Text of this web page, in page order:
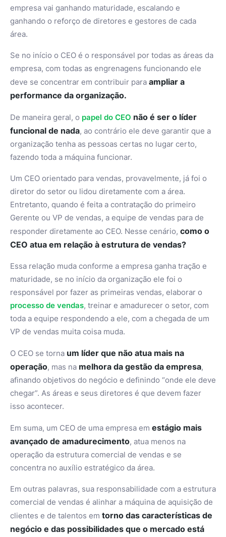
empresa vai ganhando maturidade, escalando e
ganhando o reforço de diretores e gestores de cada
área.
Se no início o CEO é o responsável por todas as áreas da
empresa, com todas as engrenagens funcionando ele
deve se concentrar em contribuir para ampliar a
performance da organização.
De maneira geral, o papel do CEO não é ser o líder
funcional de nada, ao contrário ele deve garantir que a
organização tenha as pessoas certas no lugar certo,
fazendo toda a máquina funcionar.
Um CEO orientado para vendas, provavelmente, já foi o
diretor do setor ou lidou diretamente com a área.
Entretanto, quando é feita a contratação do primeiro
Gerente ou VP de vendas, a equipe de vendas para de
responder diretamente ao CEO. Nesse cenário, como o
CEO atua em relação à estrutura de vendas?
Essa relação muda conforme a empresa ganha tração e
maturidade, se no início da organização ele foi o
responsável por fazer as primeiras vendas, elaborar o
processo de vendas, treinar e amadurecer o setor, com
toda a equipe respondendo a ele, com a chegada de um
VP de vendas muita coisa muda.
O CEO se torna um líder que não atua mais na
operação, mas na melhora da gestão da empresa,
afinando objetivos do negócio e definindo “onde ele deve
chegar”. As áreas e seus diretores é que devem fazer
isso acontecer.
Em suma, um CEO de uma empresa em estágio mais
avançado de amadurecimento, atua menos na
operação da estrutura comercial de vendas e se
concentra no auxílio estratégico da área.
Em outras palavras, sua responsabilidade com a estrutura
comercial de vendas é alinhar a máquina de aquisição de
clientes e de talentos em torno das características de
negócio e das possibilidades que o mercado está